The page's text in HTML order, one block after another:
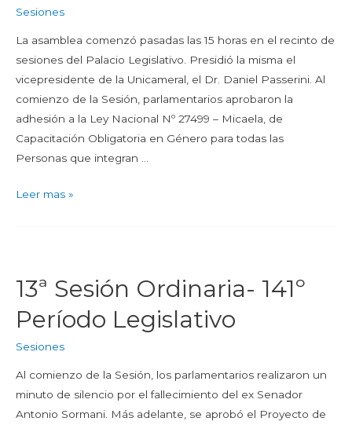
Sesiones
La asamblea comenzó pasadas las 15 horas en el recinto de
sesiones del Palacio Legislativo. Presidió la misma el
vicepresidente de la Unicameral, el Dr. Daniel Passerini. Al
comienzo de la Sesión, parlamentarios aprobaron la
adhesión a la Ley Nacional Nº 27499 – Micaela, de
Capacitación Obligatoria en Género para todas las
Personas que integran …
Leer mas »
13ª Sesión Ordinaria- 141º
Período Legislativo
Sesiones
Al comienzo de la Sesión, los parlamentarios realizaron un
minuto de silencio por el fallecimiento del ex Senador
Antonio Sormani. Más adelante, se aprobó el Proyecto de